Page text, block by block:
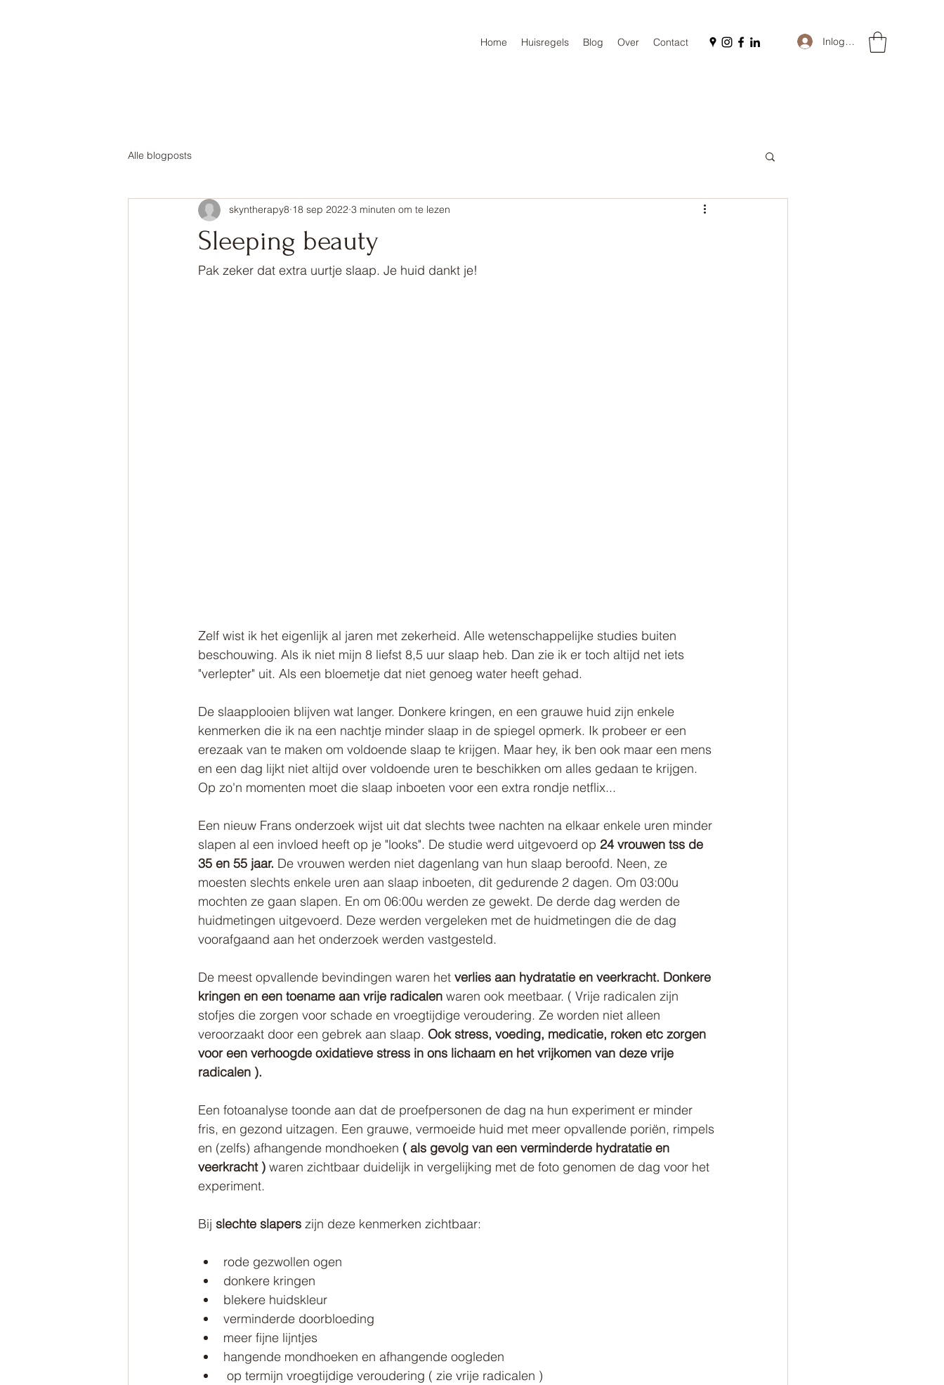
Home Huisregels Blog Over Contact Inloggen
Alle blogposts
Sleeping beauty
skyntherapy8 18 sep 2022 3 minuten om te lezen
Pak zeker dat extra uurtje slaap. Je huid dankt je!
Zelf wist ik het eigenlijk al jaren met zekerheid. Alle wetenschappelijke studies buiten
beschouwing. Als ik niet mijn 8 liefst 8,5 uur slaap heb. Dan zie ik er toch altijd net iets
"verlepter" uit. Als een bloemetje dat niet genoeg water heeft gehad.
De slaapplooien blijven wat langer. Donkere kringen, en een grauwe huid zijn enkele
kenmerken die ik na een nachtje minder slaap in de spiegel opmerk. Ik probeer er een
erezaak van te maken om voldoende slaap te krijgen. Maar hey, ik ben ook maar een mens
en een dag lijkt niet altijd over voldoende uren te beschikken om alles gedaan te krijgen.
Op zo'n momenten moet die slaap inboeten voor een extra rondje netflix...
Een nieuw Frans onderzoek wijst uit dat slechts twee nachten na elkaar enkele uren minder
slapen al een invloed heeft op je "looks". De studie werd uitgevoerd op 24 vrouwen tss de
35 en 55 jaar. De vrouwen werden niet dagenlang van hun slaap beroofd. Neen, ze
moesten slechts enkele uren aan slaap inboeten, dit gedurende 2 dagen. Om 03:00u
mochten ze gaan slapen. En om 06:00u werden ze gewekt. De derde dag werden de
huidmetingen uitgevoerd. Deze werden vergeleken met de huidmetingen die de dag
voorafgaand aan het onderzoek werden vastgesteld.
De meest opvallende bevindingen waren het verlies aan hydratatie en veerkracht. Donkere
kringen en een toename aan vrije radicalen waren ook meetbaar. ( Vrije radicalen zijn
stofjes die zorgen voor schade en vroegtijdige veroudering. Ze worden niet alleen
veroorzaakt door een gebrek aan slaap. Ook stress, voeding, medicatie, roken etc zorgen
voor een verhoogde oxidatieve stress in ons lichaam en het vrijkomen van deze vrije
radicalen ).
Een fotoanalyse toonde aan dat de proefpersonen de dag na hun experiment er minder
fris, en gezond uitzagen. Een grauwe, vermoeide huid met meer opvallende poriën, rimpels
en (zelfs) afhangende mondhoeken ( als gevolg van een verminderde hydratatie en
veerkracht ) waren zichtbaar duidelijk in vergelijking met de foto genomen de dag voor het
experiment.
Bij slechte slapers zijn deze kenmerken zichtbaar:
rode gezwollen ogen
donkere kringen
blekere huidskleur
verminderde doorbloeding
meer fijne lijntjes
hangende mondhoeken en afhangende oogleden
op termijn vroegtijdige veroudering ( zie vrije radicalen )